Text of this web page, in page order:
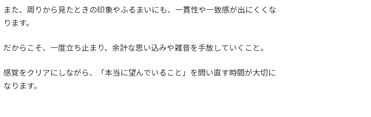
また、周りから見たときの印象やふるまいにも、一貫性や一致感が出にくくな
ります。
だからこそ、一度立ち止まり、余計な思い込みや雑音を手放していくこと。
感覚をクリアにしながら、「本当に望んでいること」を問い直す時間が大切に
なります。